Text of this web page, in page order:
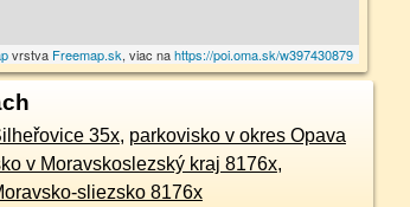
vrstva Freemap.sk, viac nahttps://poi.oma.sk/w397430879
35x, parkovisko v okres Opava
v Moravskoslezský kraj 8176x,
sliezsko 8176x